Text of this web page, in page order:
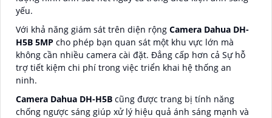
yếu.
Với khả năng giám sát trên diện rộng Camera Dahua DH-
H5B 5MP cho phép bạn quan sát một khu vực lớn mà
không cần nhiều camera cài đặt. Đẳng cấp hơn cả Sự hỗ
trợ tiết kiệm chi phí trong việc triển khai hệ thống an
ninh.
Camera Dahua DH-H5B cũng được trang bị tính năng
chống ngược sáng giúp xử lý hiệu quả ánh sáng mạnh và